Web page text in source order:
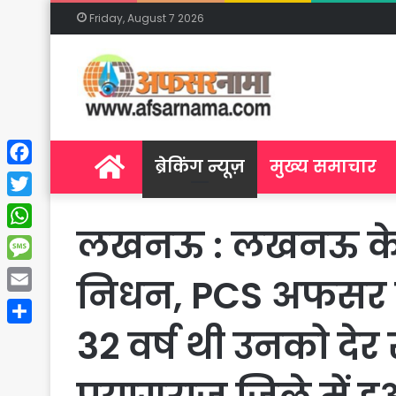
Friday, August 7 2026
Homeब्रेकिंग न्यूज़ मुख्य समाचार
लखनऊ : लखनऊ के
निधन, PCS अफसर
32 वर्ष थी उनको
Facebook
Twitter
WhatsApp
Message
Email